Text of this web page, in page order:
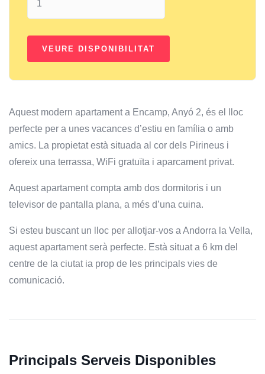
Aquest modern apartament a Encamp, Anyó 2, és el lloc
perfecte per a unes vacances d’estiu en família o amb
amics. La propietat està situada al cor dels Pirineus i
ofereix una terrassa, WiFi gratuïta i aparcament privat.
Aquest apartament compta amb dos dormitoris i un
televisor de pantalla plana, a més d’una cuina.
Si esteu buscant un lloc per allotjar-vos a Andorra la Vella,
aquest apartament serà perfecte. Està situat a 6 km del
centre de la ciutat ia prop de les principals vies de
comunicació.
Principals Serveis Disponibles